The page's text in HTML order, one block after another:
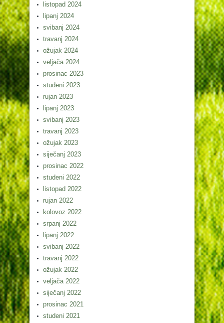
listopad 2024
lipanj 2024
svibanj 2024
travanj 2024
ožujak 2024
veljača 2024
prosinac 2023
studeni 2023
rujan 2023
lipanj 2023
svibanj 2023
travanj 2023
ožujak 2023
siječanj 2023
prosinac 2022
studeni 2022
listopad 2022
rujan 2022
kolovoz 2022
srpanj 2022
lipanj 2022
svibanj 2022
travanj 2022
ožujak 2022
veljača 2022
siječanj 2022
prosinac 2021
studeni 2021